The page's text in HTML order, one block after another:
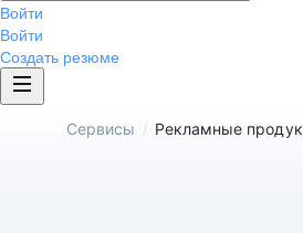
Войти
Войти
Создать резюме
Сервисы / Рекламные